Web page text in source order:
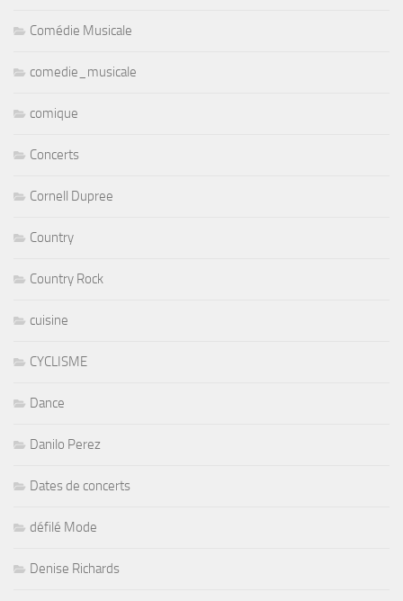
Comédie Musicale
comedie_musicale
comique
Concerts
Cornell Dupree
Country
Country Rock
cuisine
CYCLISME
Dance
Danilo Perez
Dates de concerts
défilé Mode
Denise Richards